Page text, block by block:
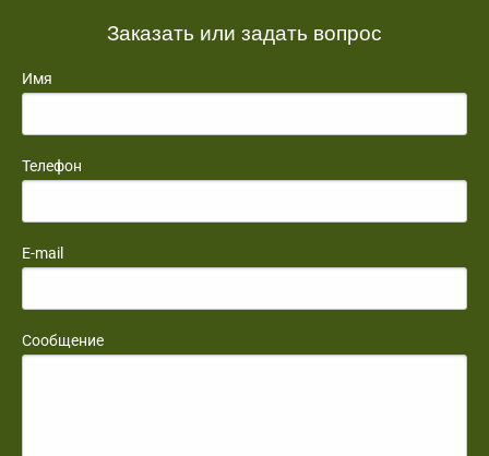
Заказать или задать вопрос
Имя
Телефон
E-mail
Сообщение